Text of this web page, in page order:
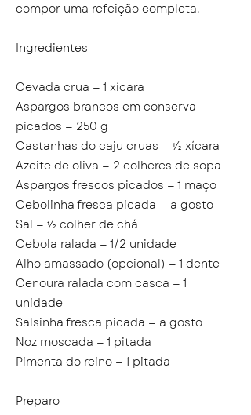
compor uma refeição completa.
Ingredientes
Cevada crua — 1 xícara
Aspargos brancos em conserva
picados — 250 g
Castanhas do caju cruas — ½ xícara
Azeite de oliva — 2 colheres de sopa
Aspargos frescos picados — 1 maço
Cebolinha fresca picada — a gosto
Sal — ½ colher de chá
Cebola ralada — 1/2 unidade
Alho amassado (opcional) — 1 dente
Cenoura ralada com casca — 1
unidade
Salsinha fresca picada — a gosto
Noz moscada — 1 pitada
Pimenta do reino — 1 pitada
Preparo